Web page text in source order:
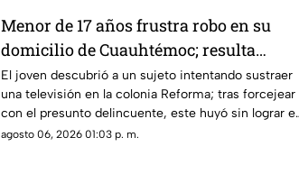
Menor de 17 años frustra robo en su
domicilio de Cuauhtémoc; resulta
herido de la mano
El joven descubrió a un sujeto intentando sustraer
una televisión en la colonia Reforma; tras forcejear
con el presunto delincuente, este huyó sin lograr el
cometido.
agosto 06, 2026 01:03 p. m.